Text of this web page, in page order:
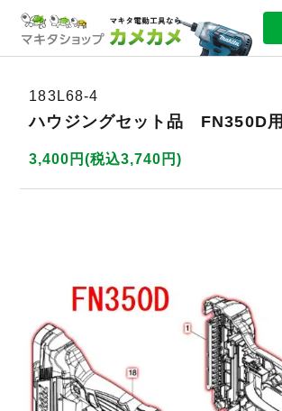
CART MENU
183L68-4
ハウジングセット品 FN350D用
3,400円(税込3,740円)